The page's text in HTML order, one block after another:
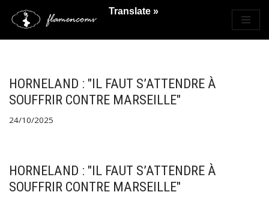
Saltar
HORNELAND : "IL FAUT S’ATTENDRE À
SOUFFRIR CONTRE MARSEILLE"
24/10/2025
HORNELAND : "IL FAUT S’ATTENDRE À
SOUFFRIR CONTRE MARSEILLE"
Translate »